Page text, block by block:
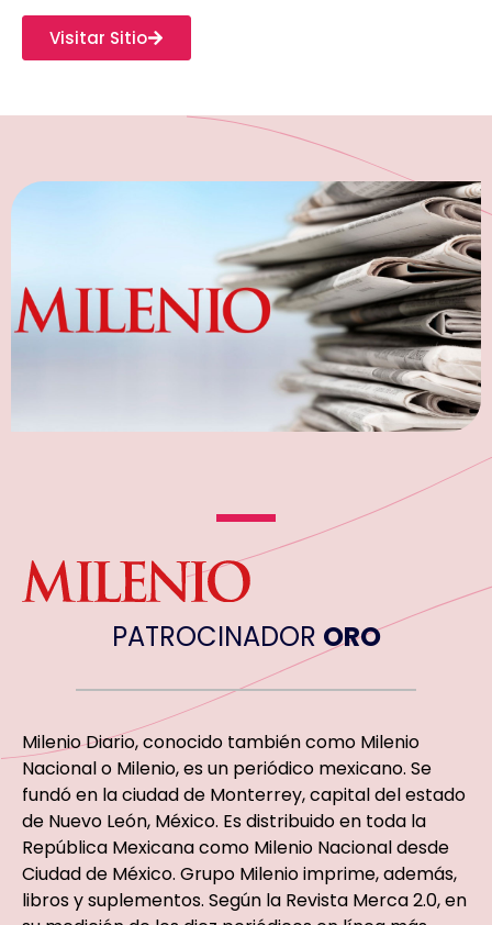
Visitar Sitio
PATROCINADOR ORO
Milenio Diario, conocido también como Milenio
Nacional o Milenio, es un periódico mexicano. Se
fundó en la ciudad de Monterrey, capital del estado
de Nuevo León, México. Es distribuido en toda la
República Mexicana como Milenio Nacional desde
Ciudad de México. Grupo Milenio imprime, además,
libros y suplementos. Según la Revista Merca 2.0, en